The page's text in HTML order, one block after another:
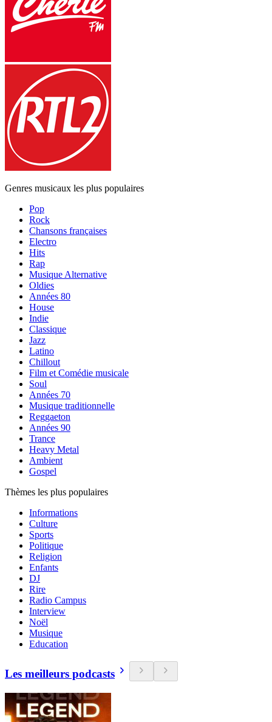
Genres musicaux les plus populaires
Pop
Rock
Chansons françaises
Electro
Hits
Rap
Musique Alternative
Oldies
Années 80
House
Indie
Classique
Jazz
Latino
Chillout
Film et Comédie musicale
Soul
Années 70
Musique traditionnelle
Reggaeton
Années 90
Trance
Heavy Metal
Ambient
Gospel
Thèmes les plus populaires
Informations
Culture
Sports
Politique
Religion
Enfants
DJ
Rire
Radio Campus
Interview
Noël
Musique
Education
Les meilleurs podcasts